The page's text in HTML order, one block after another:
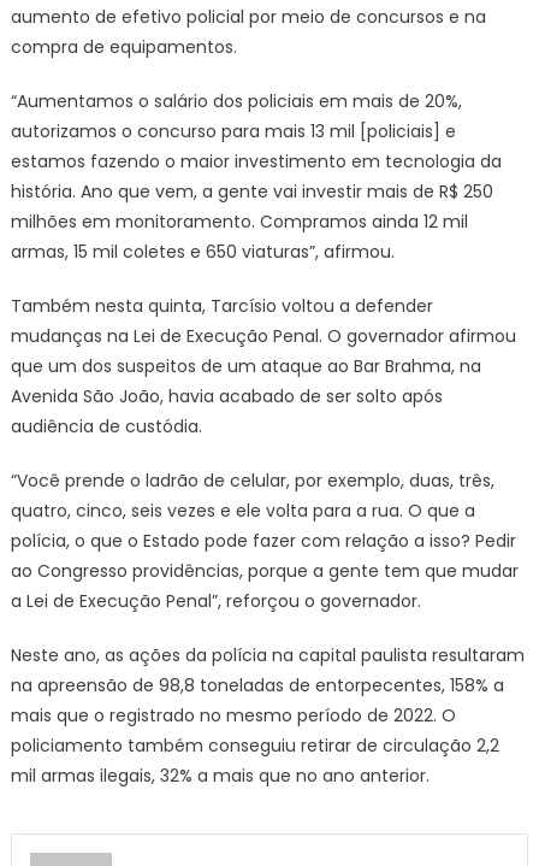
aumento de efetivo policial por meio de concursos e na
compra de equipamentos.
“Aumentamos o salário dos policiais em mais de 20%,
autorizamos o concurso para mais 13 mil [policiais] e
estamos fazendo o maior investimento em tecnologia da
história. Ano que vem, a gente vai investir mais de R$ 250
milhões em monitoramento. Compramos ainda 12 mil
armas, 15 mil coletes e 650 viaturas”, afirmou.
Também nesta quinta, Tarcísio voltou a defender
mudanças na Lei de Execução Penal. O governador afirmou
que um dos suspeitos de um ataque ao Bar Brahma, na
Avenida São João, havia acabado de ser solto após
audiência de custódia.
“Você prende o ladrão de celular, por exemplo, duas, três,
quatro, cinco, seis vezes e ele volta para a rua. O que a
polícia, o que o Estado pode fazer com relação a isso? Pedir
ao Congresso providências, porque a gente tem que mudar
a Lei de Execução Penal”, reforçou o governador.
Neste ano, as ações da polícia na capital paulista resultaram
na apreensão de 98,8 toneladas de entorpecentes, 158% a
mais que o registrado no mesmo período de 2022. O
policiamento também conseguiu retirar de circulação 2,2
mil armas ilegais, 32% a mais que no ano anterior.